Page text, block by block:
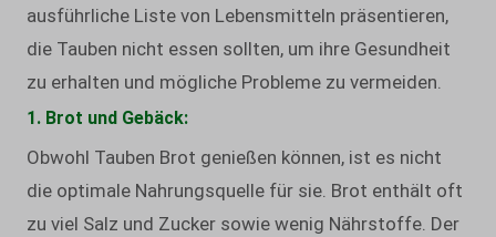
ausführliche Liste von Lebensmitteln präsentieren,
die Tauben nicht essen sollten, um ihre Gesundheit
zu erhalten und mögliche Probleme zu vermeiden.
1. Brot und Gebäck:
Obwohl Tauben Brot genießen können, ist es nicht
die optimale Nahrungsquelle für sie. Brot enthält oft
zu viel Salz und Zucker sowie wenig Nährstoffe. Der